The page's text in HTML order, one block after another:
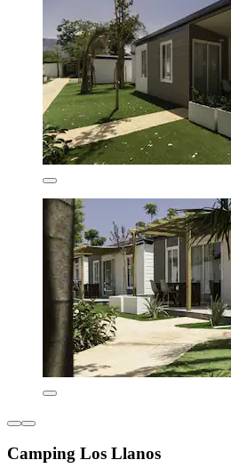
Camping Los Llanos